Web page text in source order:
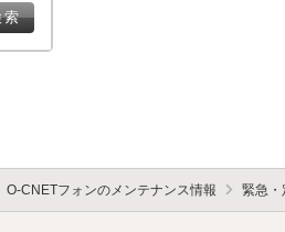
O-CNETフォンのメンテナンス情報 緊急・